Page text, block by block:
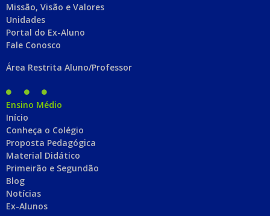
Missão, Visão e Valores
Unidades
Portal do Ex-Aluno
Fale Conosco
Área Restrita Aluno/Professor
Ensino Médio
Início
Conheça o Colégio
Proposta Pedagógica
Material Didático
Primeirão e Segundão
Blog
Notícias
Ex-Alunos